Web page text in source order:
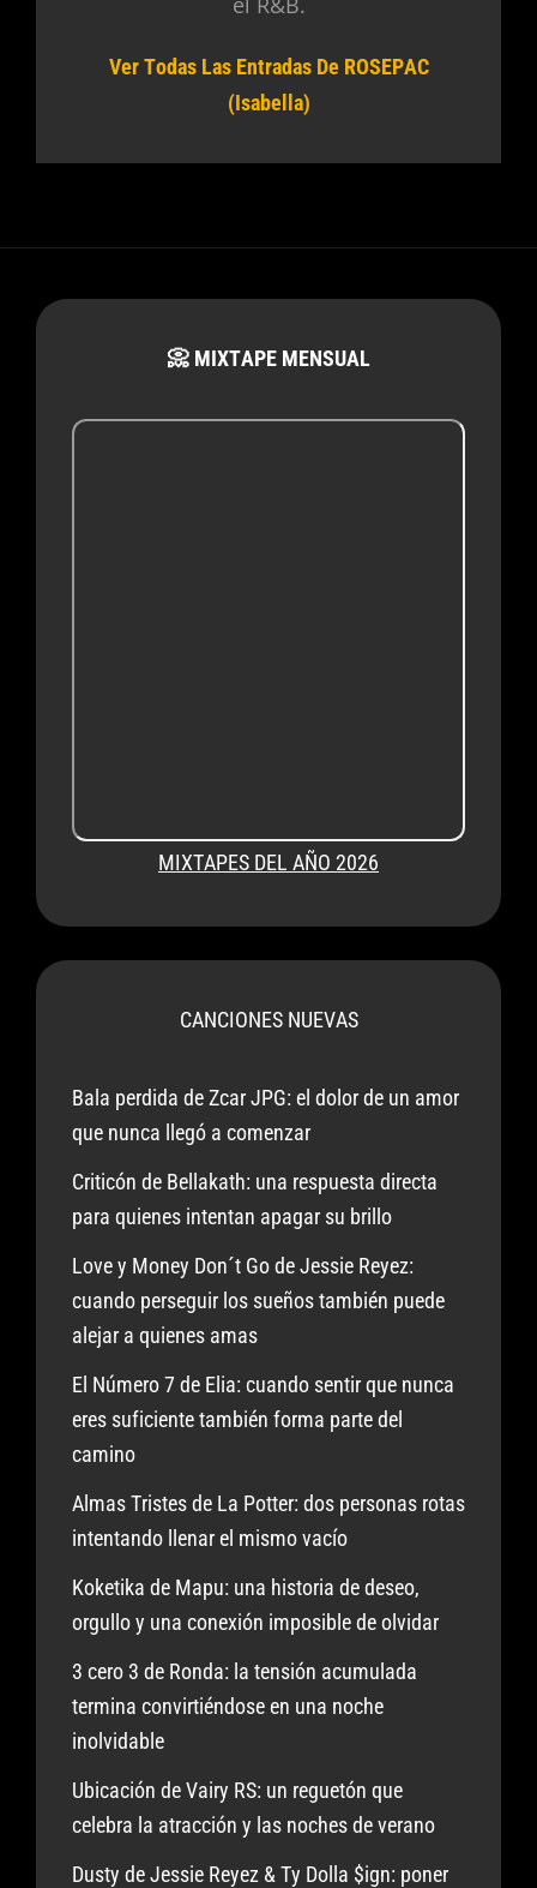
Ver Todas Las Entradas De ROSEPAC
(Isabella)
📀 MIXTAPE MENSUAL
MIXTAPES DEL AÑO 2026
CANCIONES NUEVAS
Bala perdida de Zcar JPG: el dolor de un amor
que nunca llegó a comenzar
Criticón de Bellakath: una respuesta directa
para quienes intentan apagar su brillo
Love y Money Don´t Go de Jessie Reyez:
cuando perseguir los sueños también puede
alejar a quienes amas
El Número 7 de Elia: cuando sentir que nunca
eres suficiente también forma parte del
camino
Almas Tristes de La Potter: dos personas rotas
intentando llenar el mismo vacío
Koketika de Mapu: una historia de deseo,
orgullo y una conexión imposible de olvidar
3 cero 3 de Ronda: la tensión acumulada
termina convirtiéndose en una noche
inolvidable
Ubicación de Vairy RS: un reguetón que
celebra la atracción y las noches de verano
Dusty de Jessie Reyez & Ty Dolla $ign: poner